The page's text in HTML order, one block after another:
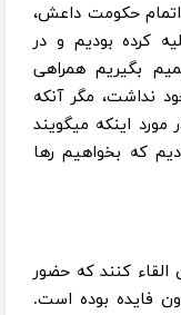
حکومت داعش،
کرده بودیم و در
بگیریم همراهی
نداشت، مگر آنکه
اینکه میگویند
که بخواهیم رها
کنند که حضور
فایده بوده است.